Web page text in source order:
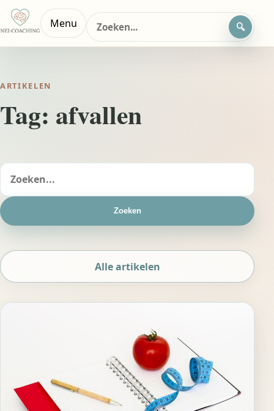
Menu
Zoeken
naar:
ARTIKELEN
Tag: afvallen
Zoeken
naar:
Zoeken
Alle artikelen